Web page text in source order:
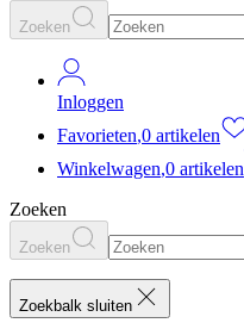
Zoeken
Inloggen
Favorieten,0 artikelen
Winkelwagen,0 artikelen
Zoeken
Zoeken
Zoekbalk sluiten